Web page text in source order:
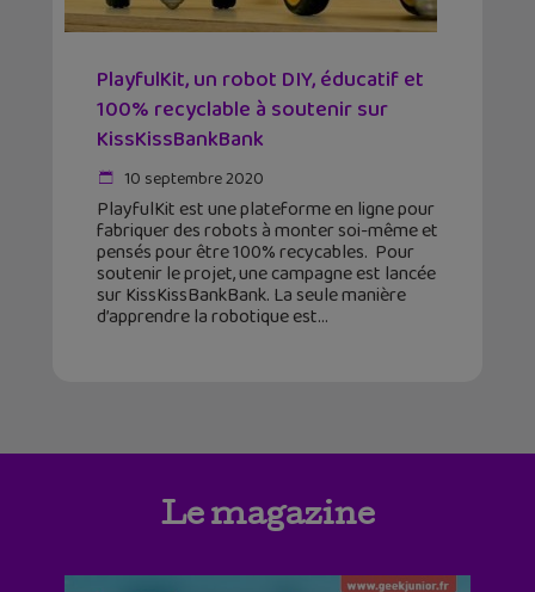
PlayfulKit, un robot DIY, éducatif et
100% recyclable à soutenir sur
KissKissBankBank
10 septembre 2020
PlayfulKit est une plateforme en ligne pour
fabriquer des robots à monter soi-même et
pensés pour être 100% recycables. Pour
soutenir le projet, une campagne est lancée
sur KissKissBankBank. La seule manière
d’apprendre la robotique est
Le magazine